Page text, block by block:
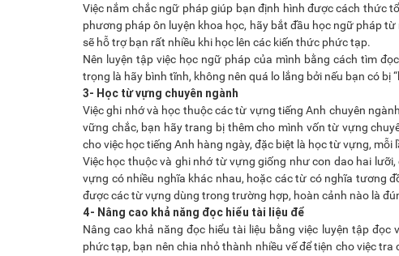
Việc nắm chắc ngữ pháp giúp bạn định hình được cách thức
phương pháp ôn luyện khoa học, hãy bắt đầu học ngữ pháp
sẽ hỗ trợ bạn rất nhiều khi học lên các kiến thức phức tạp.
Nên luyện tập việc học ngữ pháp của mình bằng cách tìm
trọng là hãy bình tĩnh, không nên quá lo lắng bởi nếu bạn có
3- Học từ vựng chuyên ngành
Việc ghi nhớ và học thuộc các từ vựng tiếng Anh chuyên
vững chắc, bạn hãy trang bị thêm cho mình vốn từ vựng
cho việc học tiếng Anh hàng ngày, đặc biệt là học từ vựng,
Việc học thuộc và ghi nhớ từ vựng giống như con dao hai
vựng có nhiều nghĩa khác nhau, hoặc các từ có nghĩa tương
được các từ vựng dùng trong trường hợp, hoàn cảnh nào là
4- Nâng cao khả năng đọc hiểu tài liệu để
Nâng cao khả năng đọc hiểu tài liệu bằng việc luyện tập
phức tạp, bạn nên chia nhỏ thành nhiều vế để tiện cho việc